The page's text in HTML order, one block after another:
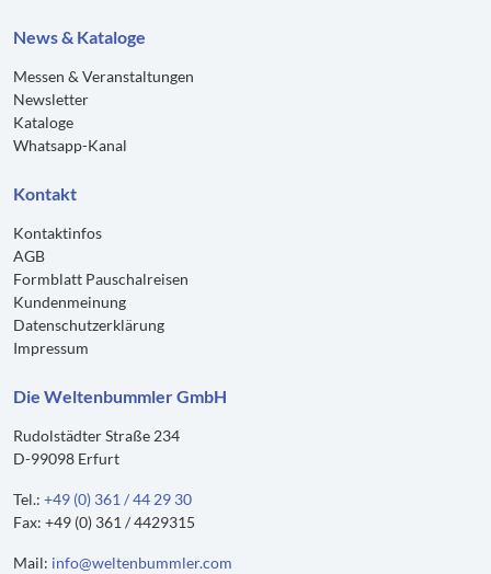
News & Kataloge
Messen & Veranstaltungen
Newsletter
Kataloge
Whatsapp-Kanal
Kontakt
Kontaktinfos
AGB
Formblatt Pauschalreisen
Kundenmeinung
Datenschutzerklärung
Impressum
Die Weltenbummler GmbH
Rudolstädter Straße 234
D-99098 Erfurt
Tel.: +49 (0) 361 / 44 29 30
Fax: +49 (0) 361 / 4429315
Mail: info@weltenbummler.com